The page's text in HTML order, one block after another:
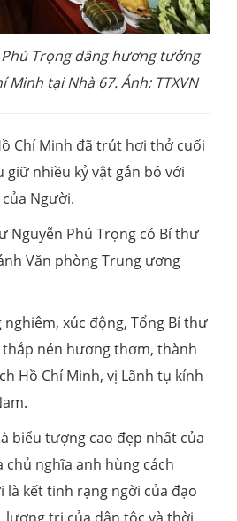
Trọng dâng hương tưởng
Minh tại Nhà 67. Ảnh: TTXVN
Chí Minh đã trút hơi thở cuối
giữ nhiều kỷ vật gắn bó với
Người.
Nguyễn Phú Trọng có Bí thư
Văn phòng Trung ương
xúc động, Tổng Bí thư
thắp nén hương thơm, thành
Hồ Chí Minh, vị Lãnh tụ kính
biểu tượng cao đẹp nhất của
chủ nghĩa anh hùng cách
là kết tinh rạng ngời của đạo